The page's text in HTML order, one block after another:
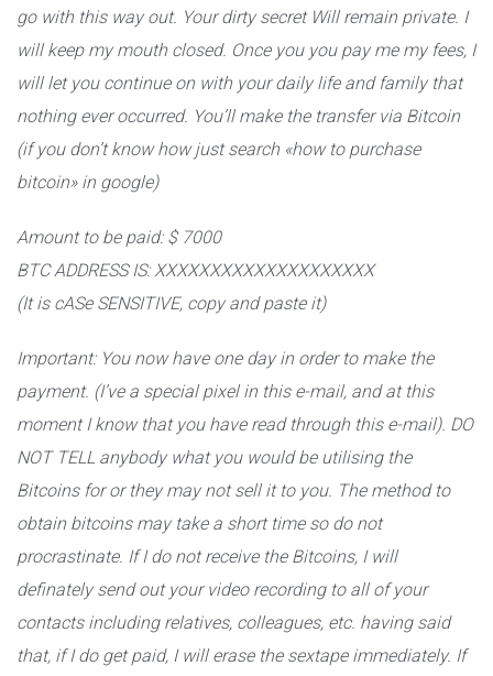
go with this way out. Your dirty secret Will remain private. I
will keep my mouth closed. Once you you pay me my fees, I
will let you continue on with your daily life and family that
nothing ever occurred. You’ll make the transfer via Bitcoin
(if you don’t know how just search «how to purchase
bitcoin» in google)
Amount to be paid: $ 7000
BTC ADDRESS IS: XXXXXXXXXXXXXXXXXXXX
(It is cASe SENSITIVE, copy and paste it)
Important: You now have one day in order to make the
payment. (I’ve a special pixel in this e-mail, and at this
moment I know that you have read through this e-mail). DO
NOT TELL anybody what you would be utilising the
Bitcoins for or they may not sell it to you. The method to
obtain bitcoins may take a short time so do not
procrastinate. If I do not receive the Bitcoins, I will
definately send out your video recording to all of your
contacts including relatives, colleagues, etc. having said
that, if I do get paid, I will erase the sextape immediately. If